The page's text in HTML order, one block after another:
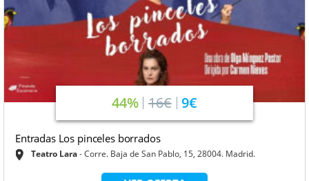
44% 16€ 9€
Entradas Los pinceles borrados
Teatro Lara Corre. Baja de San Pablo, 15, 28004. Madrid.